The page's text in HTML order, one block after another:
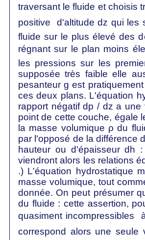
traversant le fluide et choisis
positive  d'altitude dz qui
fluide sur le plus élevé des
régnant sur le plan moins
les pressions sur les
supposée très faible elle
pesanteur g est
ces deux plans. L'équation
rapport négatif dp / dz a
point de cette couche, égale
la masse volumique ρ du
par l'opposé de la différence
hauteur ou d'épaisseur
viendront alors les relations
.) L'équation hydrostatique
masse volumique, tout
donnée. On peut présumer
du fluide : cette assertion,
quasiment incompressibles
correspond alors une seule